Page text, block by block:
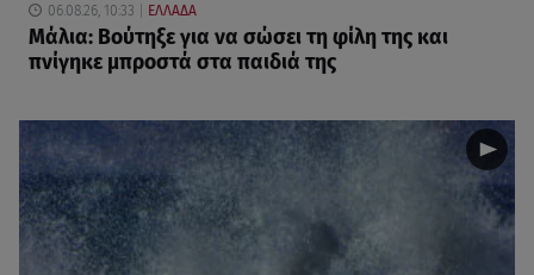
06.08.26, 10:33 ΕΛΛΑΔΑ
Μάλια: Βούτηξε για να σώσει τη φίλη της και
πνίγηκε μπροστά στα παιδιά της